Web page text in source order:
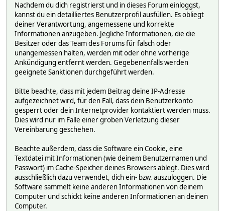
Nachdem du dich registrierst und in dieses Forum einloggst,
kannst du ein detailliertes Benutzerprofil ausfüllen. Es obliegt
deiner Verantwortung, angemessene und korrekte
Informationen anzugeben. Jegliche Informationen, die die
Besitzer oder das Team des Forums für falsch oder
unangemessen halten, werden mit oder ohne vorherige
Ankündigung entfernt werden. Gegebenenfalls werden
geeignete Sanktionen durchgeführt werden.
Bitte beachte, dass mit jedem Beitrag deine IP-Adresse
aufgezeichnet wird, für den Fall, dass dein Benutzerkonto
gesperrt oder dein Internetprovider kontaktiert werden muss.
Dies wird nur im Falle einer groben Verletzung dieser
Vereinbarung geschehen.
Beachte außerdem, dass die Software ein Cookie, eine
Textdatei mit Informationen (wie deinem Benutzernamen und
Passwort) im Cache-Speicher deines Browsers ablegt. Dies wird
ausschließlich dazu verwendet, dich ein- bzw. auszuloggen. Die
Software sammelt keine anderen Informationen von deinem
Computer und schickt keine anderen Informationen an deinen
Computer.